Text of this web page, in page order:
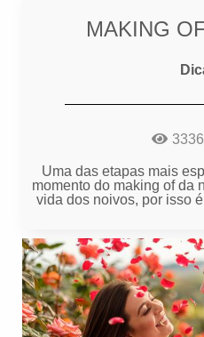
MAKING
3336
Uma das etapas mais
momento do making of da
vida dos noivos, por isso